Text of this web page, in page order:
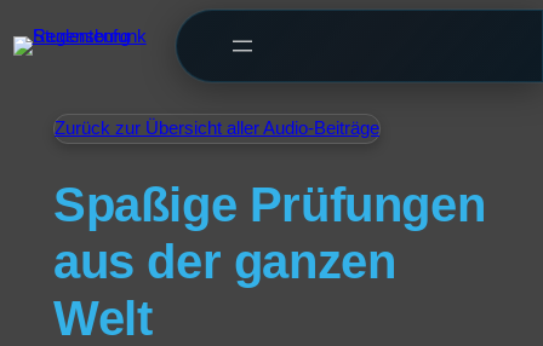
Zurück zur Übersicht aller Audio-Beiträge
Spaßige Prüfungen
aus der ganzen
Welt